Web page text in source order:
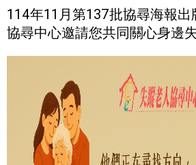
114年11月第137批協尋海報出
協尋中心邀請您共同關心身邊